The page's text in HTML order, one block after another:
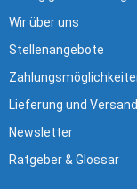
Wir über uns
Stellenangebote
Lieferung und Versand
Newsletter
Ratgeber & Glossar